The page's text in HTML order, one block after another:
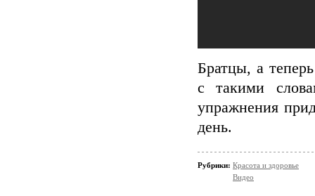
Братцы, а
с такими
упражнения
день.
Рубрики: Красота и здоровье
Видео